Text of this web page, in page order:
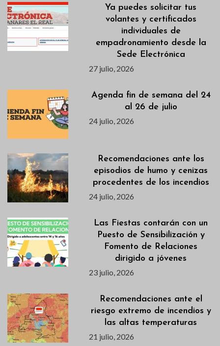
Ya puedes solicitar tus
volantes y certificados
individuales de
empadronamiento desde la
Sede Electrónica
27 julio, 2026
Agenda fin de semana del 24
al 26 de julio
24 julio, 2026
Recomendaciones ante los
episodios de humo y cenizas
procedentes de los incendios
24 julio, 2026
Las Fiestas contarán con un
Puesto de Sensibilización y
Fomento de Relaciones
dirigido a jóvenes
23 julio, 2026
Recomendaciones ante el
riesgo extremo de incendios y
las altas temperaturas
21 julio, 2026